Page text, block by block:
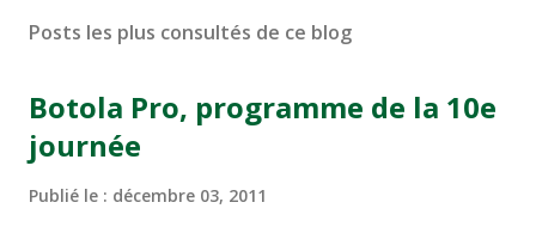
Posts les plus consultés de ce blog
Botola Pro, programme de la 10e
journée
Publié le : décembre 03, 2011